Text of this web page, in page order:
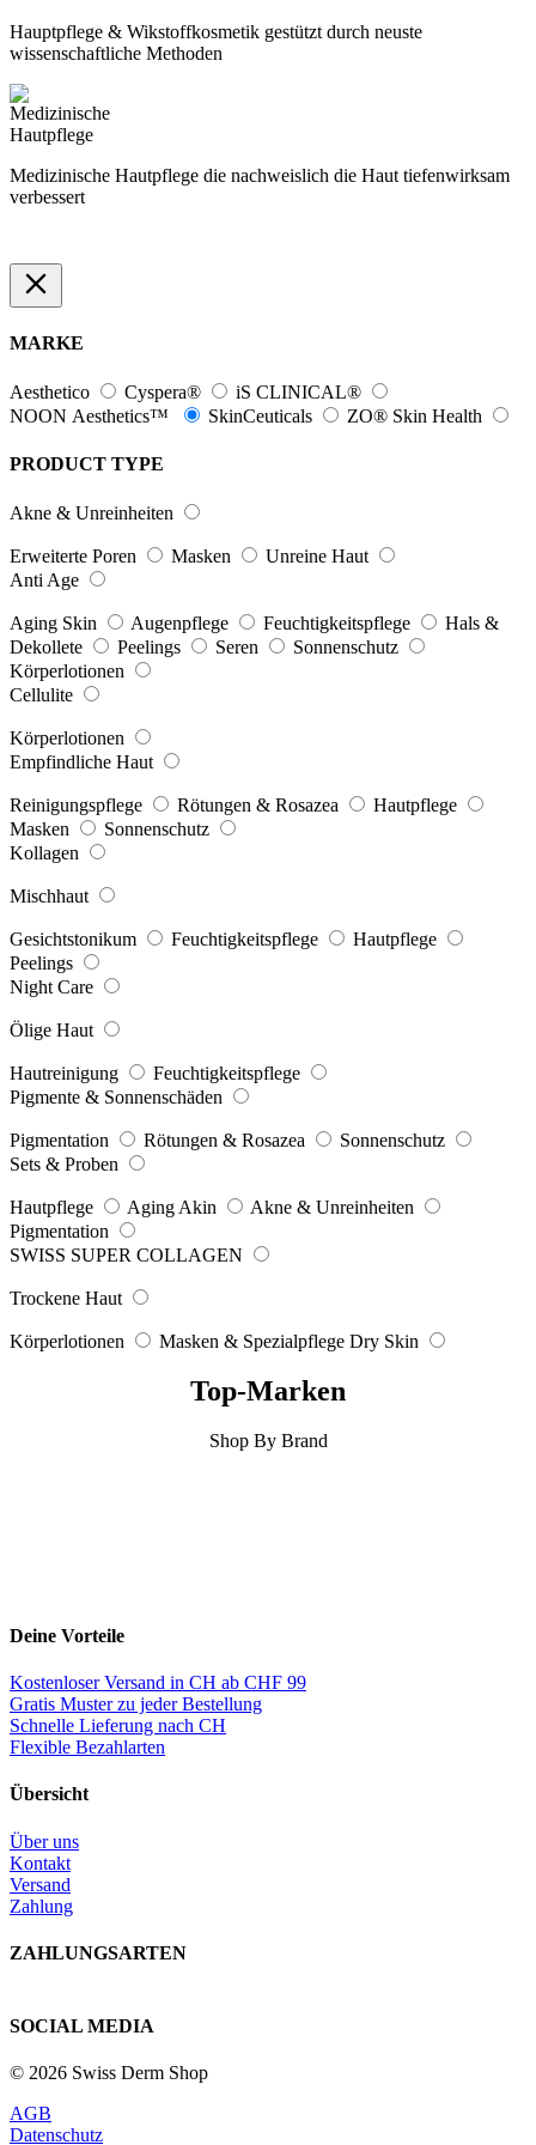
Hauptpflege & Wikstoffkosmetik gestützt durch neuste
wissenschaftliche Methoden
Medizinische Hautpflege die nachweislich die Haut tiefenwirksam
verbessert
MARKE
Aesthetico Cyspera®
iS CLINICAL®
NOON Aesthetics™
SkinCeuticals ZO® Skin Health
PRODUCT TYPE
Akne & Unreinheiten
Erweiterte Poren Masken
Unreine Haut
Anti Age
Aging Skin Augenpflege Feuchtigkeitspflege
Hals &
Dekollete
Peelings Seren
Sonnenschutz
Körperlotionen
Cellulite
Körperlotionen
Empfindliche Haut
Reinigungspflege Rötungen & Rosazea
Hautpflege
Masken
Sonnenschutz
Kollagen
Mischhaut
Gesichtstonikum Feuchtigkeitspflege
Hautpflege
Peelings
Night Care
Ölige Haut
Hautreinigung
Feuchtigkeitspflege
Pigmente & Sonnenschäden
Pigmentation Rötungen & Rosazea
Sonnenschutz
Sets & Proben
Hautpflege Aging Akin
Akne & Unreinheiten
Pigmentation
SWISS SUPER COLLAGEN
Trockene Haut
Körperlotionen Masken & Spezialpflege Dry Skin
Top-Marken
Shop By Brand
Deine Vorteile
Kostenloser Versand in CH ab CHF 99
Gratis Muster zu jeder Bestellung
Schnelle Lieferung nach CH
Flexible Bezahlarten
Übersicht
Über uns
Kontakt
Versand
Zahlung
ZAHLUNGSARTEN
SOCIAL MEDIA
© 2026 Swiss Derm Shop
AGB
Datenschutz